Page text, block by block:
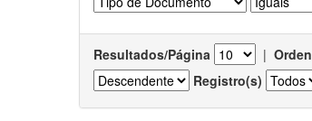
Resultados/Página |
Registro(s)